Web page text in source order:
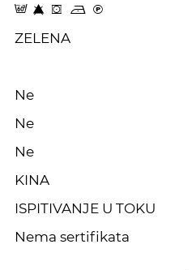
9 8 f o C
ZELENA
Ne
Ne
Ne
KINA
ISPITIVANJE U TOKU
Nema sertifikata